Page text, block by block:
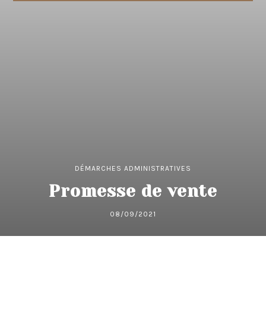
DÉMARCHES ADMINISTRATIVES
Promesse de vente
08/09/2021